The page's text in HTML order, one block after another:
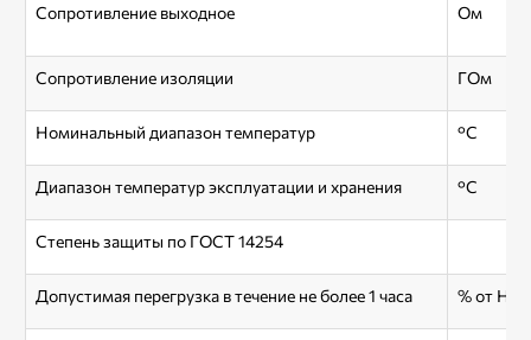
Сопротивление выходное Ом
Сопротивление изоляции ГОм
Номинальный диапазон температур °С
Диапазон температур эксплуатации и хранения °С
Степень защиты по ГОСТ 14254
Допустимая перегрузка в течение не более 1 часа % от